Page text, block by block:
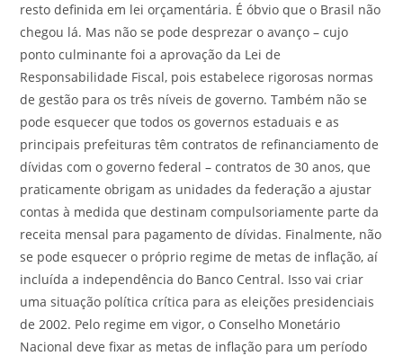
resto definida em lei orçamentária. É óbvio que o Brasil não
chegou lá. Mas não se pode desprezar o avanço – cujo
ponto culminante foi a aprovação da Lei de
Responsabilidade Fiscal, pois estabelece rigorosas normas
de gestão para os três níveis de governo. Também não se
pode esquecer que todos os governos estaduais e as
principais prefeituras têm contratos de refinanciamento de
dívidas com o governo federal – contratos de 30 anos, que
praticamente obrigam as unidades da federação a ajustar
contas à medida que destinam compulsoriamente parte da
receita mensal para pagamento de dívidas. Finalmente, não
se pode esquecer o próprio regime de metas de inflação, aí
incluída a independência do Banco Central. Isso vai criar
uma situação política crítica para as eleições presidenciais
de 2002. Pelo regime em vigor, o Conselho Monetário
Nacional deve fixar as metas de inflação para um período